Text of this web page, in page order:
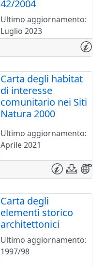
42/2004
Ultimo aggiornamento:
Luglio 2023
Carta degli habitat
di interesse
comunitario nei Siti
Natura 2000
Ultimo aggiornamento:
Aprile 2021
Carta degli
elementi storico
architettonici
Ultimo aggiornamento:
1997/98